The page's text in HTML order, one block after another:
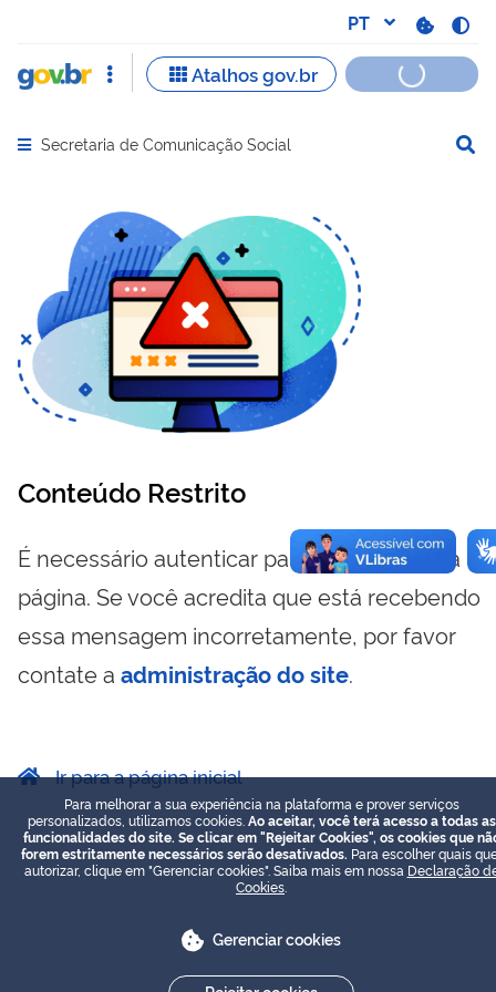
Abrir menu principal de navegação
Secretaria de Comunicação Social
Conteúdo Restrito
É necessário autenticar para visualizar essa
página. Se você acredita que está recebendo
essa mensagem incorretamente, por favor
contate a administração do site.
Ir para a página inicial
Para melhorar a sua experiência na plataforma e prover serviços
personalizados, utilizamos cookies. Ao aceitar, você terá acesso a todas as
funcionalidades do site. Se clicar em "Rejeitar Cookies", os cookies que
forem estritamente necessários serão desativados. Para escolher quais
autorizar, clique em "Gerenciar cookies". Saiba mais em nossa Declaração
Cookies
Gerenciar cookies